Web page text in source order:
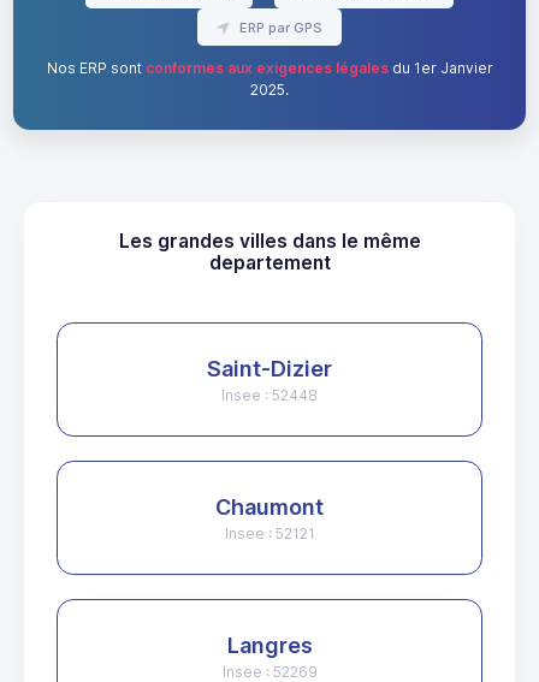
ERP par GPS
Nos ERP sont conformes aux exigences légalesdu 1er Janvier
2025.
Les grandes villes dans le même
departement
Saint-Dizier
Insee : 52448
Chaumont
Insee : 52121
Langres
Insee : 52269